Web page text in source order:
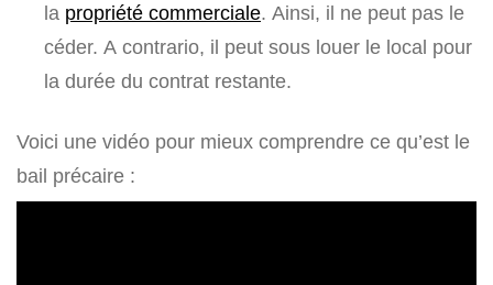
la propriété commerciale. Ainsi, il ne peut pas le
céder. A contrario, il peut sous louer le local pour
la durée du contrat restante.
Voici une vidéo pour mieux comprendre ce qu’est le
bail précaire :